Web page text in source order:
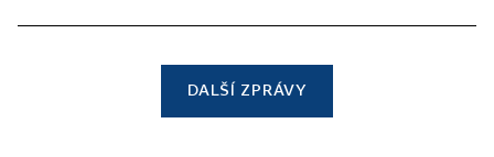
DALŠÍ ZPRÁVY